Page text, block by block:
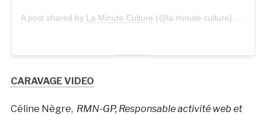
A post shared by La Minute Culture (@la.minute.culture) on
CARAVAGE VIDEO
Céline Nègre, RMN-GP, Responsable activité web et